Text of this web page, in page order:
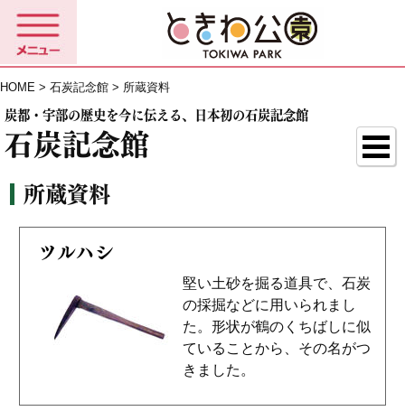
HOME > 石炭記念館 > 所蔵資料
炭都・宇部の歴史を今に伝える、日本初の石炭記念館
石炭記念館
所蔵資料
ツルハシ
堅い土砂を掘る道具で、石炭
の採掘などに用いられまし
た。形状が鶴のくちばしに似
ていることから、その名がつ
きました。